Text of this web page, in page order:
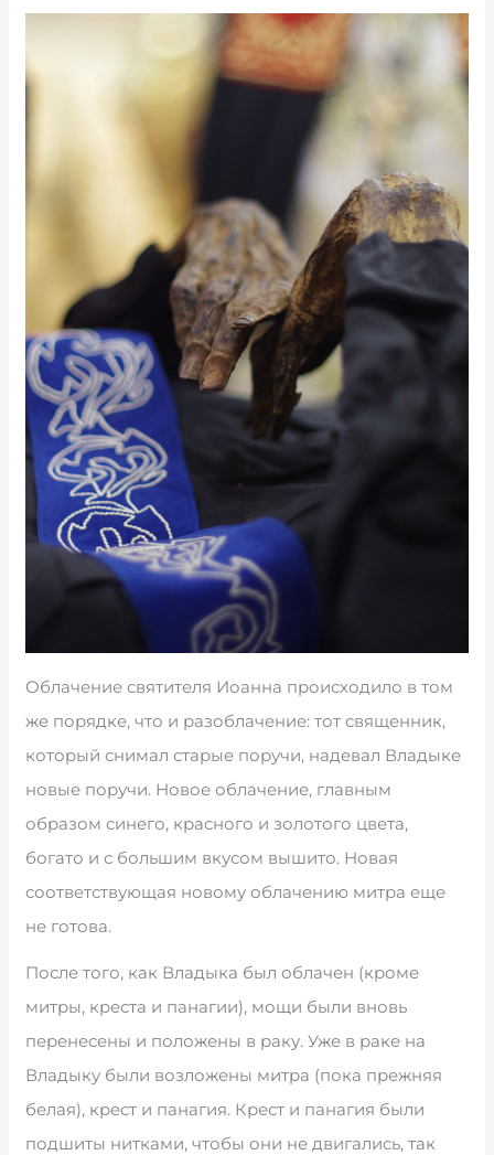
Облачение святителя Иоанна происходило в том
же порядке, что и разоблачение: тот священник,
который снимал старые поручи, надевал Владыке
новые поручи. Новое облачение, главным
образом синего, красного и золотого цвета,
богато и с большим вкусом вышито. Новая
соответствующая новому облачению митра еще
не готова.
После того, как Владыка был облачен (кроме
митры, креста и панагии), мощи были вновь
перенесены и положены в раку. Уже в раке на
Владыку были возложены митра (пока прежняя
белая), крест и панагия. Крест и панагия были
подшиты нитками, чтобы они не двигались, так